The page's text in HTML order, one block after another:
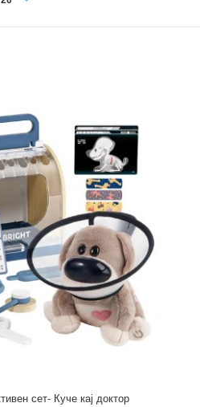
сет- Куче кај доктор
сет- Куче кај доктор